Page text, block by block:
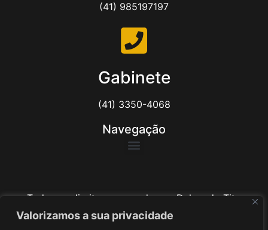
Valorizamos a sua privacidade
(41) 985197197
Gabinete
(41) 3350-4068
Navegação
Todos os direitos reservados ao Delegado Tito
Barichello